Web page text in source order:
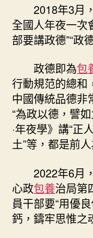
2018年3月
全國人年夜一次
部要講政德”“政
政德即為包
行動規范的總和
中國傳統品德非
“為政以德，譬
·年夜學》講“正
土”等，都是前
2022年6月
心政包養治局第
員干部要“用優
鈣，鑄牢思惟之